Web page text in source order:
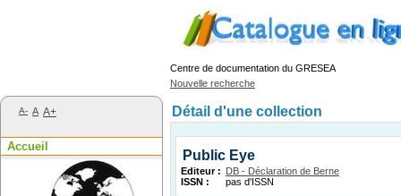
Centre de documentation du GRESEA
Nouvelle recherche
Détail d'une collection
Public Eye
Editeur : DB - Déclaration de Berne
ISSN :
pas d'ISSN
A- A A+
Accueil